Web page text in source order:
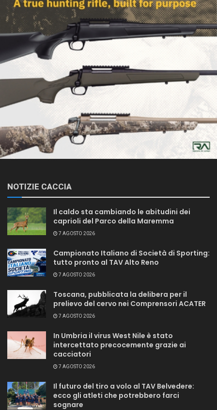
NOTIZIE CACCIA
Il caldo sta cambiando le abitudini dei
caprioli del Parco della Maremma
7 AGOSTO 2026
Campionato Italiano di Società di Sporting:
tutto pronto al TAV Alto Reno
7 AGOSTO 2026
Toscana, pubblicata la delibera per il
prelievo del cervo nei Comprensori ACATER
7 AGOSTO 2026
In Umbria il virus West Nile è stato
intercettato precocemente grazie ai
cacciatori
7 AGOSTO 2026
Il futuro del tiro a volo al TAV Belvedere:
ecco gli atleti che potrebbero farci
sognare